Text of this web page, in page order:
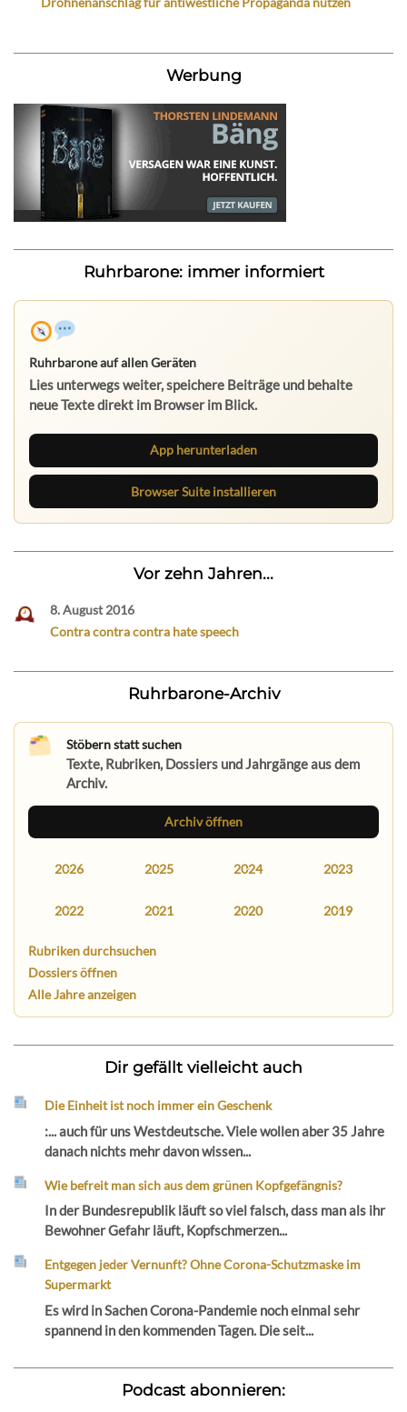
Werbung
Ruhrbarone: immer informiert
Ruhrbarone auf allen Geräten
Lies unterwegs weiter, speichere Beiträge und behalte
neue Texte direkt im Browser im Blick.
App herunterladen
Browser Suite installieren
Vor zehn Jahren...
8. August 2016
Contra contra contra hate speech
Ruhrbarone-Archiv
Stöbern statt suchen
Texte, Rubriken, Dossiers und Jahrgänge aus dem
Archiv.
Archiv öffnen
2026 2025 2024 2023
2022 2021 2020 2019
Rubriken durchsuchen
Dossiers öffnen
Alle Jahre anzeigen
Dir gefällt vielleicht auch
Die Einheit ist noch immer ein Geschenk
:... auch für uns Westdeutsche. Viele wollen aber 35 Jahre
danach nichts mehr davon wissen...
Wie befreit man sich aus dem grünen Kopfgefängnis?
In der Bundesrepublik läuft so viel falsch, dass man als ihr
Bewohner Gefahr läuft, Kopfschmerzen...
Entgegen jeder Vernunft? Ohne Corona-Schutzmaske im
Supermarkt
Es wird in Sachen Corona-Pandemie noch einmal sehr
spannend in den kommenden Tagen. Die seit...
Podcast abonnieren: